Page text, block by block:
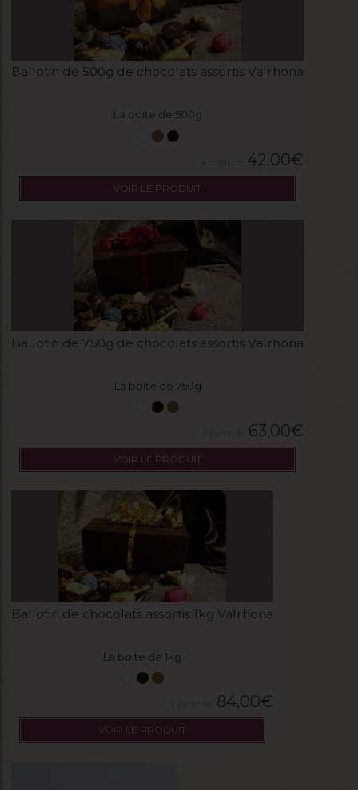
Ballotin de 500g de chocolats assortis Valrhona
La boite de 500g
42,00€
VOIR LE PRODUIT
Ballotin de 750g de chocolats assortis Valrhona
La boite de 750g
63,00€
VOIR LE PRODUIT
Ballotin de chocolats assortis 1kg Valrhona
La boite de 1kg
84,00€
VOIR LE PRODUIT